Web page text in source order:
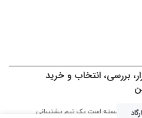
بررسی، انتخاب و خرید
خود توانسته است یک تیم پشتیبانی